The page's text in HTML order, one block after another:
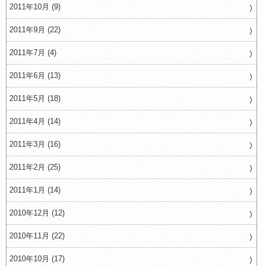
2011年10月 (9)
2011年9月 (22)
2011年7月 (4)
2011年6月 (13)
2011年5月 (18)
2011年4月 (14)
2011年3月 (16)
2011年2月 (25)
2011年1月 (14)
2010年12月 (12)
2010年11月 (22)
2010年10月 (17)